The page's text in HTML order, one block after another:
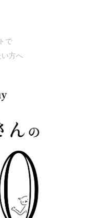
で
方へ